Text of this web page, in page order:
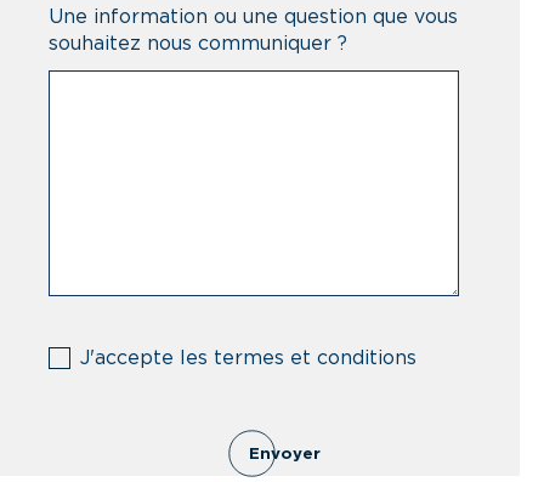
Une information ou une question que vous
souhaitez nous communiquer ?
(Nécessaire)
J'accepte les termes et conditions
Envoyer